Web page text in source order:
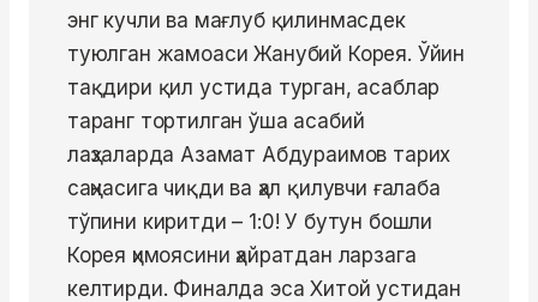
энг кучли ва мағлуб қилинмасдек
туюлган жамоаси Жанубий Корея. Ўйин
тақдири қил устида турган, асаблар
таранг тортилган ўша асабий
лаҳзаларда Азамат Абдураимов тарих
саҳнасига чиқди ва ҳал қилувчи ғалаба
тўпини киритди – 1:0! У бутун бошли
Корея ҳимоясини ҳайратдан ларзага
келтирди. Финалда эса Хитой устидан